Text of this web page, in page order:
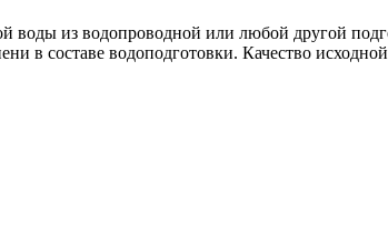
воды из водопроводной или любой другой
в составе водоподготовки. Качество